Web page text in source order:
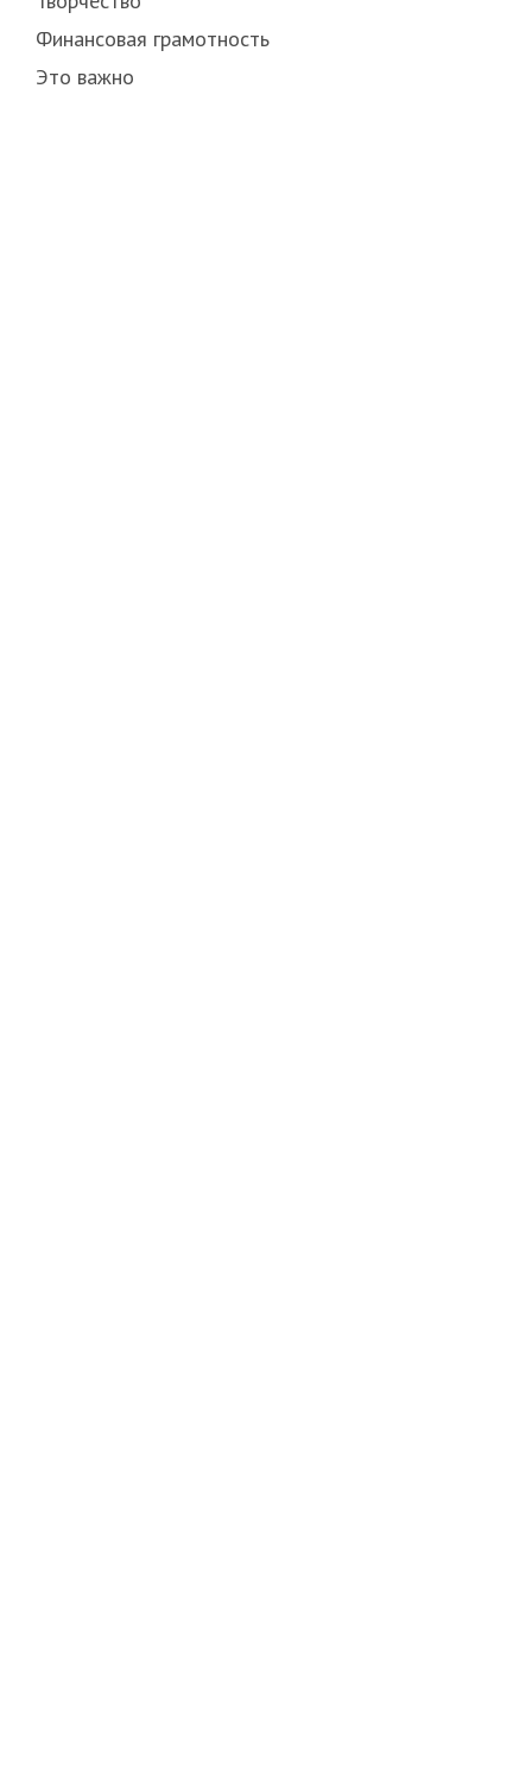
Финансовая грамотность
Это важно